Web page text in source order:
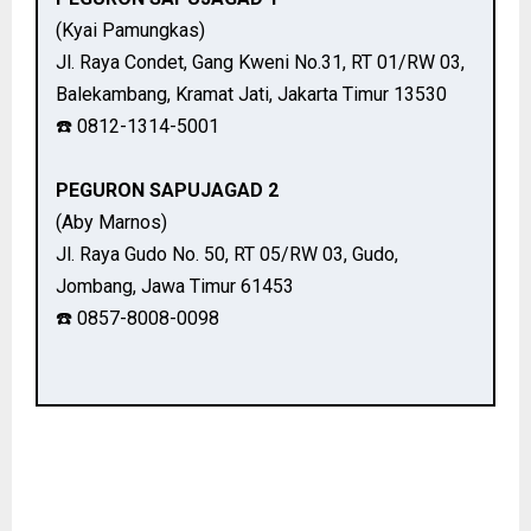
(Kyai Pamungkas)
Jl. Raya Condet, Gang Kweni No.31, RT 01/RW 03,
Balekambang, Kramat Jati, Jakarta Timur 13530
☎️ 0812-1314-5001
PEGURON SAPUJAGAD 2
(Aby Marnos)
Jl. Raya Gudo No. 50, RT 05/RW 03, Gudo,
Jombang, Jawa Timur 61453
☎️ 0857-8008-0098